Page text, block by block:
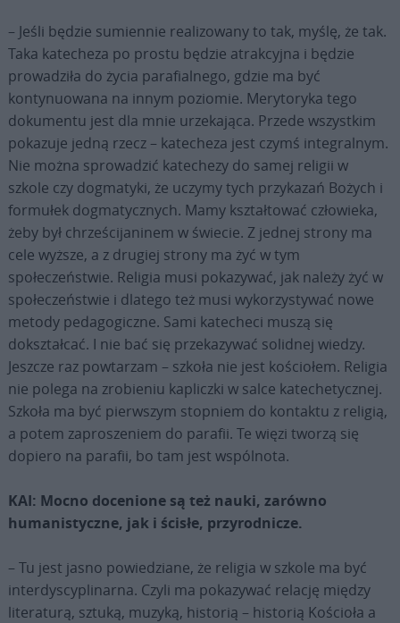
– Jeśli będzie sumiennie realizowany to tak, myślę, że tak.
Taka katecheza po prostu będzie atrakcyjna i będzie
prowadziła do życia parafialnego, gdzie ma być
kontynuowana na innym poziomie. Merytoryka tego
dokumentu jest dla mnie urzekająca. Przede wszystkim
pokazuje jedną rzecz – katecheza jest czymś integralnym.
Nie można sprowadzić katechezy do samej religii w
szkole czy dogmatyki, że uczymy tych przykazań Bożych i
formułek dogmatycznych. Mamy kształtować człowieka,
żeby był chrześcijaninem w świecie. Z jednej strony ma
cele wyższe, a z drugiej strony ma żyć w tym
społeczeństwie. Religia musi pokazywać, jak należy żyć w
społeczeństwie i dlatego też musi wykorzystywać nowe
metody pedagogiczne. Sami katecheci muszą się
dokształcać. I nie bać się przekazywać solidnej wiedzy.
Jeszcze raz powtarzam – szkoła nie jest kościołem. Religia
nie polega na zrobieniu kapliczki w salce katechetycznej.
Szkoła ma być pierwszym stopniem do kontaktu z religią,
a potem zaproszeniem do parafii. Te więzi tworzą się
dopiero na parafii, bo tam jest wspólnota.
KAI: Mocno docenione są też nauki, zarówno
humanistyczne, jak i ścisłe, przyrodnicze.
– Tu jest jasno powiedziane, że religia w szkole ma być
interdyscyplinarna. Czyli ma pokazywać relację między
literaturą, sztuką, muzyką, historią – historią Kościoła a